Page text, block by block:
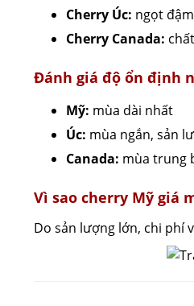
Cherry Úc: ngọt
Cherry Canada:
Đánh giá độ ổn định
Mỹ: mùa dài nhất
Úc: mùa ngắn, sản
Canada: mùa trung
Vì sao cherry Mỹ giá
Do sản lượng lớn, chi phí